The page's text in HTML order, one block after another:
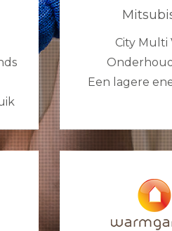
City Multi
Een lagere